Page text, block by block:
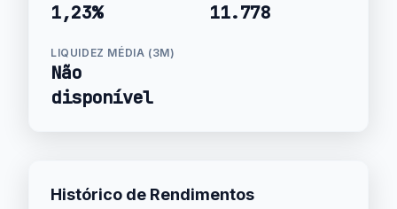
1,23% 11.778
LIQUIDEZ MÉDIA (3M)
Não
disponível
Histórico de Rendimentos